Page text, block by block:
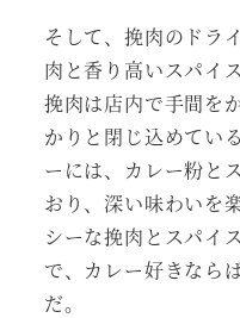
そして、挽肉のドラ
肉と香り高いスパイ
挽肉は店内で手間を
かりと閉じ込めてい
ーには、カレー粉と
おり、深い味わいを
シーな挽肉とスパイ
で、カレー好きなら
だ。